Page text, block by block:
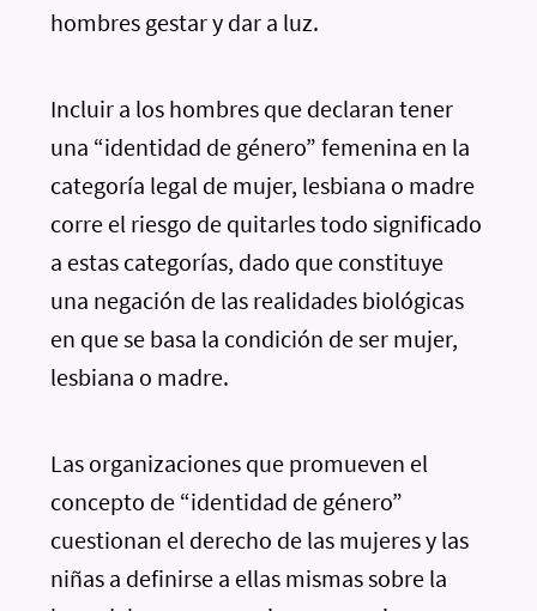
hombres gestar y dar a luz.
Incluir a los hombres que declaran tener
una “identidad de género” femenina en la
categoría legal de mujer, lesbiana o madre
corre el riesgo de quitarles todo significado
a estas categorías, dado que constituye
una negación de las realidades biológicas
en que se basa la condición de ser mujer,
lesbiana o madre.
Las organizaciones que promueven el
concepto de “identidad de género”
cuestionan el derecho de las mujeres y las
niñas a definirse a ellas mismas sobre la